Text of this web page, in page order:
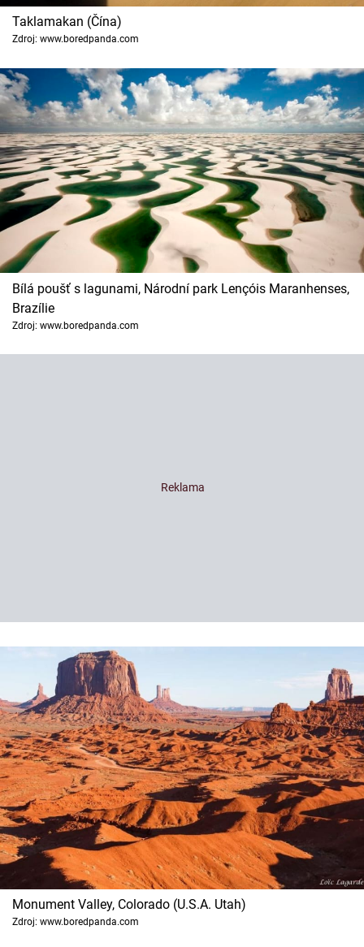
Sledujte prima+
Filmový festival Karlovy Vary
Pořady
Mámy sobě
Přihlášení
Sledujte nás
Taklamakan (Čína)
Zdroj: www.boredpanda.com
Bílá poušť s lagunami, Národní park Lençóis Maranhenses,
Brazílie
Zdroj: www.boredpanda.com
Monument Valley, Colorado (U.S.A. Utah)
Zdroj: www.boredpanda.com